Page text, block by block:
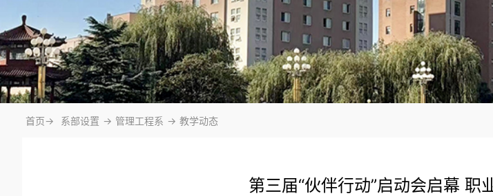
首页-> 系部设置 -> 管理工程系 -> 教学动态
第三届“伙伴行动”启动会启幕 职